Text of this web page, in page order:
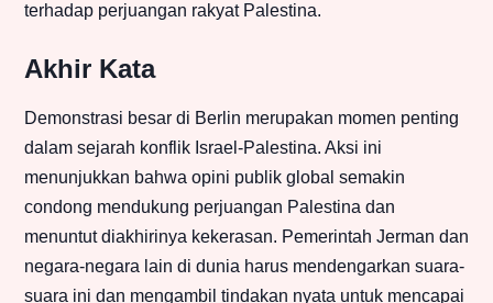
terhadap perjuangan rakyat Palestina.
Akhir Kata
Demonstrasi besar di Berlin merupakan momen penting
dalam sejarah konflik Israel-Palestina. Aksi ini
menunjukkan bahwa opini publik global semakin
condong mendukung perjuangan Palestina dan
menuntut diakhirinya kekerasan. Pemerintah Jerman dan
negara-negara lain di dunia harus mendengarkan suara-
suara ini dan mengambil tindakan nyata untuk mencapai